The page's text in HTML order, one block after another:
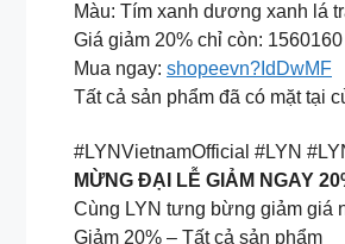
Màu: Tím xanh dương xanh lá
Giá giảm 20% chỉ còn: 1560160
Mua ngay: shopeevn?IdDwMF
Tất cả sản phẩm đã có mặt tại
#LYNVietnamOfficial #LYN
MỪNG ĐẠI LỄ GIẢM NGAY
Cùng LYN tưng bừng giảm giá
Giảm 20% – Tất cả sản phẩm